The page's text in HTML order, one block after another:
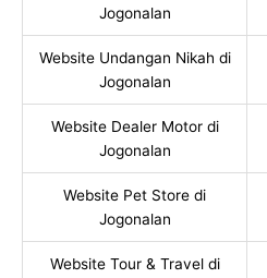
Jogonalan
Website Undangan Nikah di
Jogonalan
Website Dealer Motor di
Jogonalan
Website Pet Store di
Jogonalan
Website Tour & Travel di